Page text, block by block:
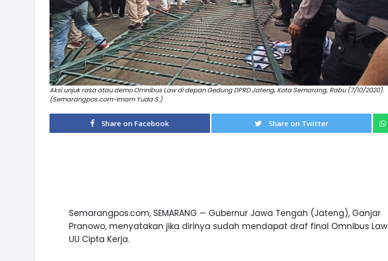
Aksi unjuk rasa atau demo Omnibus Law di depan Gedung DPRD Jateng, Kota Semarang, Rabu (7/10/2020).
(Semarangpos.com-Imam Yuda S.)
Share on Facebook Share on Twitter
Semarangpos.com, SEMARANG — Gubernur Jawa Tengah (Jateng), Ganjar
Pranowo, menyatakan jika dirinya sudah mendapat draf final Omnibus Law
UU Cipta Kerja.